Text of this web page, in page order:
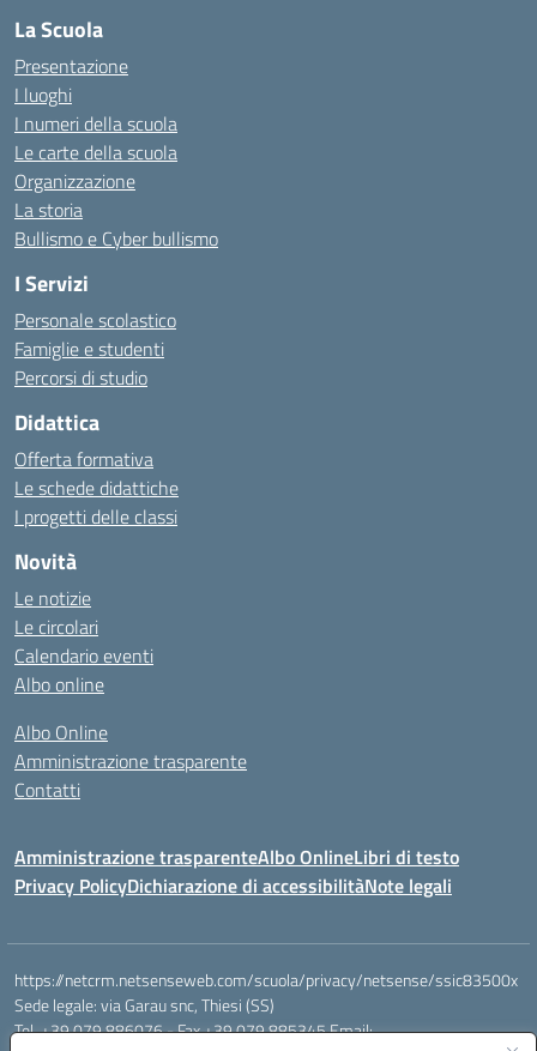
La Scuola
Presentazione
I luoghi
I numeri della scuola
Le carte della scuola
Organizzazione
La storia
Bullismo e Cyber bullismo
I Servizi
Personale scolastico
Famiglie e studenti
Percorsi di studio
Didattica
Offerta formativa
Le schede didattiche
I progetti delle classi
Novità
Le notizie
Le circolari
Calendario eventi
Albo online
Albo Online
Amministrazione trasparente
Contatti
Amministrazione trasparenteAlbo OnlineLibri di testo
Privacy PolicyDichiarazione di accessibilitàNote legali
https://netcrm.netsenseweb.com/scuola/privacy/netsense/ssic83500x
Sede legale: via Garau snc, Thiesi (SS)
Tel. +39 079 886076 - Fax +39 079 885345 Email: